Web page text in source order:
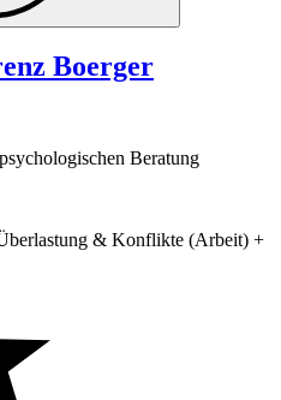
Boerger
Beratung
& Konflikte (Arbeit) +